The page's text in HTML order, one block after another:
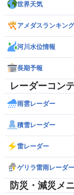
世界天気
アメダスランキング
河川水位情報
長期予報
レーダーコン
雨雲レーダー
積雪レーダー
雷レーダー
ゲリラ雷雨レーダー
防災・減災メ